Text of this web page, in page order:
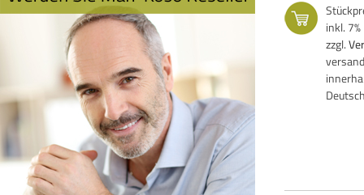
inkl.
zzgl.